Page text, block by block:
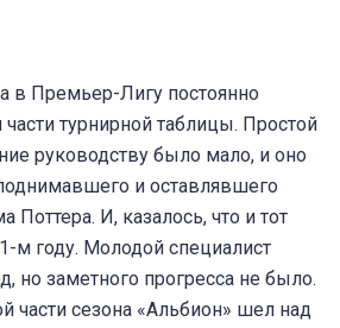
в Премьер-Лигу постоянно
турнирной таблицы. Простой
руководству было мало, и оно
и оставлявшего
Поттера. И, казалось, что и тот
м году. Молодой специалист
но заметного прогресса не было.
части сезона «Альбион» шел над